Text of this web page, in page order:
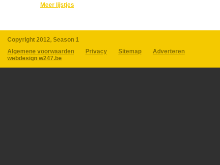
Meer lijstjes
Copyright 2012, Season 1
Algemene voorwaarden
Privacy Sitemap
Adverteren
webdesign w247.be